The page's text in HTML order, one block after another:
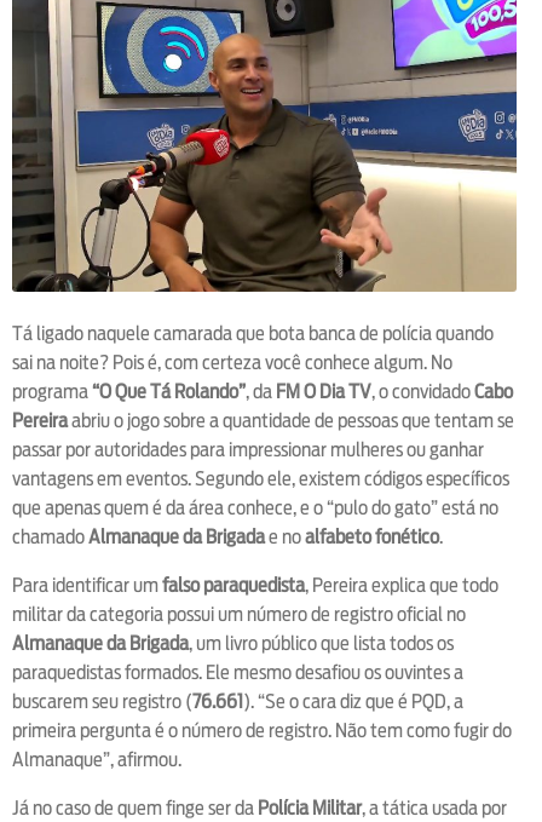
Tá ligado naquele camarada que bota banca de polícia quando
sai na noite? Pois é, com certeza você conhece algum. No
programa“O Que Tá Rolando”, da FM O Dia TV, o convidadoCabo
Pereiraabriu o jogo sobre a quantidade de pessoas que tentam se
passar por autoridades para impressionar mulheres ou ganhar
vantagens em eventos. Segundo ele, existem códigos específicos
que apenas quem é da área conhece, e o “pulo do gato” está no
chamadoAlmanaque da Brigadae noalfabeto fonético.
Para identificar umfalso paraquedista, Pereira explica que todo
militar da categoria possui um número de registro oficial no
Almanaque da Brigada, um livro público que lista todos os
paraquedistas formados. Ele mesmo desafiou os ouvintes a
buscarem seu registro (76.661). “Se o cara diz que é PQD, a
primeira pergunta é o número de registro. Não tem como fugir do
Almanaque”, afirmou.
Já no caso de quem finge ser da Polícia Militar, a tática usada por